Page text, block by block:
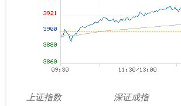
上证指数
深证成指